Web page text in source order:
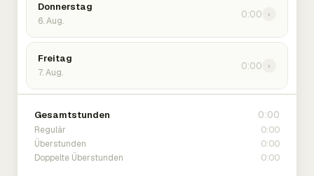
Donnerstag
6. Aug.
0:00 ›
Freitag
7. Aug.
0:00 ›
Gesamtstunden 0:00
Regulär 0:00
Überstunden 0:00
Doppelte Überstunden 0:00